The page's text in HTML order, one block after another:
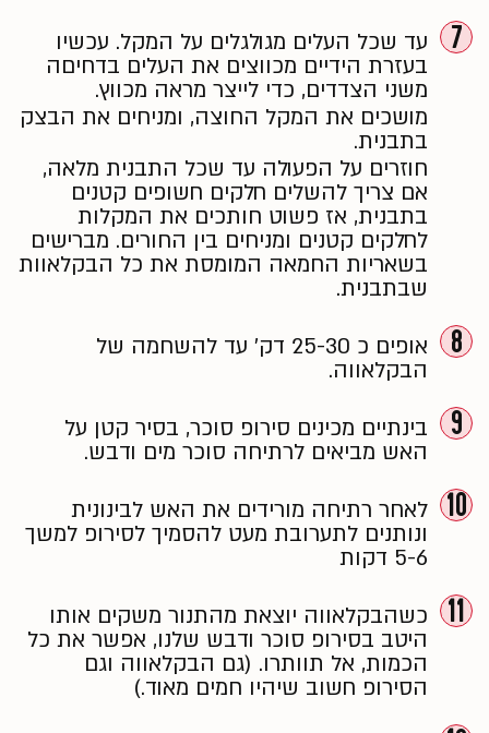
7
עד שכל העלים מגולגלים על המקל. עכשיו
בעזרת הידיים מכווצים את העלים בדחיםה
משני הצדדים, כדי לייצר מראה מכווץ.
מושכים את המקל החוצה, ומניחים את הבצק
בתבנית.
חוזרים על הפעולה עד שכל התבנית מלאה,
אם צריך להשלים חלקים חשופים קטנים
בתבנית, אז פשוט חותכים את המקלות
לחלקים קטנים ומניחים בין החורים. מברישים
בשאריות החמאה המומסת את כל הבקלאוות
שבתבנית.
8
אופים כ 25-30 דק׳ עד להשחמה של
הבקלאווה.
9
בינתיים מכינים סירופ סוכר, בסיר קטן על
האש מביאים לרתיחה סוכר מים ודבש.
10
לאחר רתיחה מורידים את האש לבינונית
ונותנים לתערובת מעט להסמיך לסירופ למשך
5-6 דקות
11
כשהבקלאווה יוצאת מהתנור משקים אותו
היטב בסירופ סוכר ודבש שלנו, אפשר את כל
הכמות, אל תוותרו. (גם הבקלאווה וגם
הסירופ חשוב שיהיו חמים מאוד.)